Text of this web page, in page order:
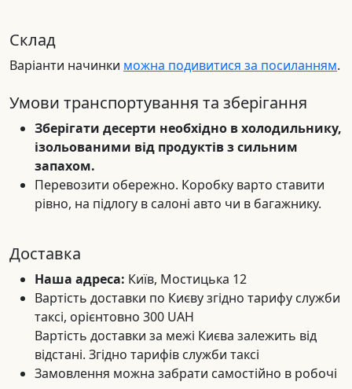
Склад
Варіанти начинки можна подивитися за посиланням.
Умови транспортування та зберігання
Зберігати десерти необхідно в холодильнику,
ізольованими від продуктів з сильним
запахом.
Перевозити обережно. Коробку варто ставити
рівно, на підлогу в салоні авто чи в багажнику.
Доставка
Наша адреса: Київ, Мостицька 12
Вартість доставки по Києву згідно тарифу служби
таксі, орієнтовно 300 UAH
Вартість доставки за межі Києва залежить від
відстані. Згідно тарифів служби таксі
Замовлення можна забрати самостійно в робочі